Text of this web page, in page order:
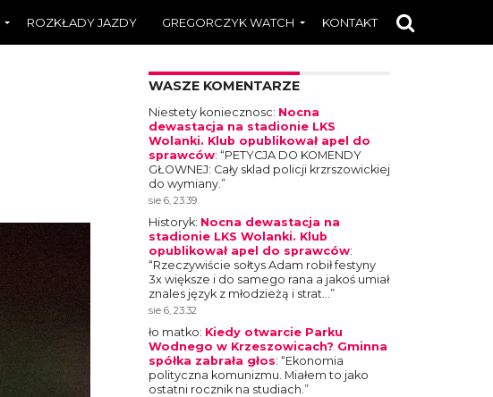
ROZKŁADY JAZDY GREGORCZYK WATCH KONTAKT
WASZE KOMENTARZE
Niestety koniecznosc: Nocna
dewastacja na stadionie LKS
Wolanki. Klub opublikował apel do
sprawców: “PETYCJA DO KOMENDY
GŁOWNEJ: Cały sklad policji krzrszowickiej
do wymiany.”
sie 6, 23:39
Historyk: Nocna dewastacja na
stadionie LKS Wolanki. Klub
opublikował apel do sprawców:
“Rzeczywiście sołtys Adam robił festyny
3x większe i do samego rana a jakoś umiał
znales język z młodzieżą i strat…”
sie 6, 23:32
ło matko: Kiedy otwarcie Parku
Wodnego w Krzeszowicach? Gminna
spółka zabrała głos: “Ekonomia
polityczna komunizmu. Miałem to jako
ostatni rocznik na studiach.”